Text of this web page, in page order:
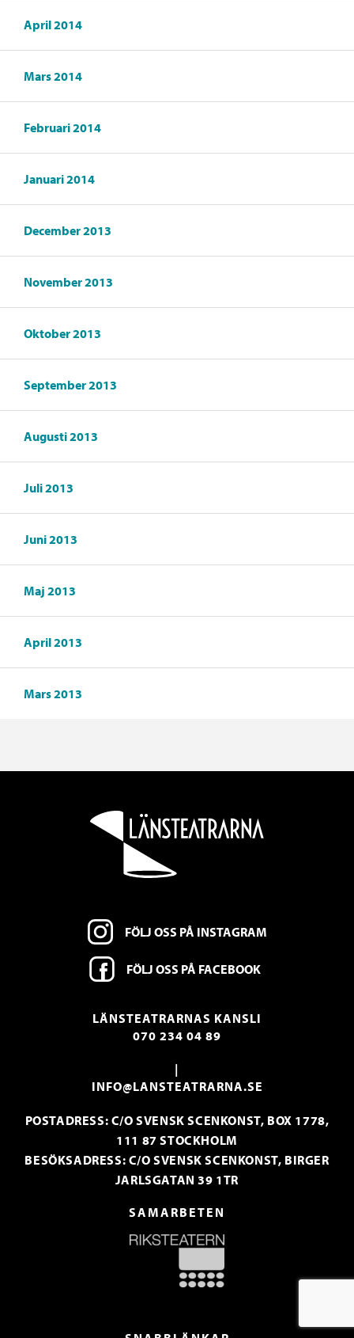
April 2014
Mars 2014
Februari 2014
Januari 2014
December 2013
November 2013
Oktober 2013
September 2013
Augusti 2013
Juli 2013
Juni 2013
Maj 2013
April 2013
Mars 2013
FÖLJ OSS PÅ INSTAGRAM
FÖLJ OSS PÅ FACEBOOK
LÄNSTEATRARNAS KANSLI
070 234 04 89
|
INFO@LANSTEATRARNA.SE
POSTADRESS: C/O SVENSK SCENKONST, BOX 1778,
111 87 STOCKHOLM
BESÖKSADRESS: C/O SVENSK SCENKONST, BIRGER
JARLSGATAN 39 1TR
SAMARBETEN